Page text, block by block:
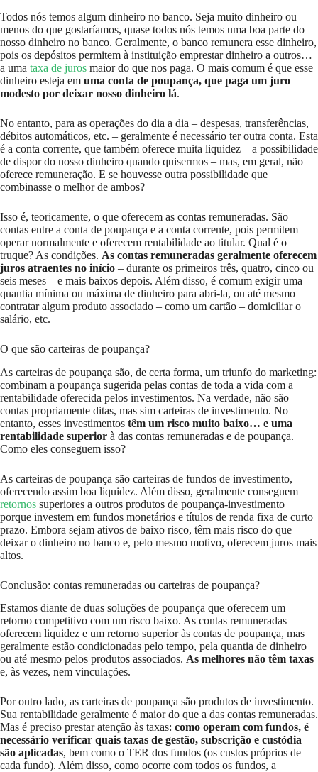
Todos nós temos algum dinheiro no banco. Seja muito dinheiro ou
menos do que gostaríamos, quase todos nós temos uma boa parte do
nosso dinheiro no banco. Geralmente, o banco remunera esse dinheiro,
pois os depósitos permitem à instituição emprestar dinheiro a outros…
a uma taxa de juros maior do que nos paga. O mais comum é que esse
dinheiro esteja em uma conta de poupança, que paga um juro
modesto por deixar nosso dinheiro lá.
No entanto, para as operações do dia a dia – despesas, transferências,
débitos automáticos, etc. – geralmente é necessário ter outra conta. Esta
é a conta corrente, que também oferece muita liquidez – a possibilidade
de dispor do nosso dinheiro quando quisermos – mas, em geral, não
oferece remuneração. E se houvesse outra possibilidade que
combinasse o melhor de ambos?
Isso é, teoricamente, o que oferecem as contas remuneradas. São
contas entre a conta de poupança e a conta corrente, pois permitem
operar normalmente e oferecem rentabilidade ao titular. Qual é o
truque? As condições. As contas remuneradas geralmente oferecem
juros atraentes no início – durante os primeiros três, quatro, cinco ou
seis meses – e mais baixos depois. Além disso, é comum exigir uma
quantia mínima ou máxima de dinheiro para abri-la, ou até mesmo
contratar algum produto associado – como um cartão – domiciliar o
salário, etc.
O que são carteiras de poupança?
As carteiras de poupança são, de certa forma, um triunfo do marketing:
combinam a poupança sugerida pelas contas de toda a vida com a
rentabilidade oferecida pelos investimentos. Na verdade, não são
contas propriamente ditas, mas sim carteiras de investimento. No
entanto, esses investimentos têm um risco muito baixo… e uma
rentabilidade superior à das contas remuneradas e de poupança.
Como eles conseguem isso?
As carteiras de poupança são carteiras de fundos de investimento,
oferecendo assim boa liquidez. Além disso, geralmente conseguem
retornos superiores a outros produtos de poupança-investimento
porque investem em fundos monetários e títulos de renda fixa de curto
prazo. Embora sejam ativos de baixo risco, têm mais risco do que
deixar o dinheiro no banco e, pelo mesmo motivo, oferecem juros mais
altos.
Conclusão: contas remuneradas ou carteiras de poupança?
Estamos diante de duas soluções de poupança que oferecem um
retorno competitivo com um risco baixo. As contas remuneradas
oferecem liquidez e um retorno superior às contas de poupança, mas
geralmente estão condicionadas pelo tempo, pela quantia de dinheiro
ou até mesmo pelos produtos associados. As melhores não têm taxas
e, às vezes, nem vinculações.
Por outro lado, as carteiras de poupança são produtos de investimento.
Sua rentabilidade geralmente é maior do que a das contas remuneradas.
Mas é preciso prestar atenção às taxas: como operam com fundos, é
necessário verificar quais taxas de gestão, subscrição e custódia
são aplicadas, bem como o TER dos fundos (os custos próprios de
cada fundo). Além disso, como ocorre com todos os fundos, a